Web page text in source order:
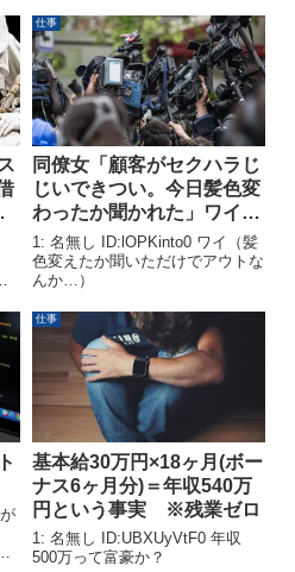
ーションスキル”
の
仕事
同僚女「顧客がセクハラじ
じいできつい。今日髪色変
わったか聞かれた」ワイ
「へぇ、大変やなぁ…」
1: 名無し ID:lOPKinto0 ワイ（髪
色変えたか聞いただけでアウトな
んか…）
仕事
基本給30万円×18ヶ月(ボー
ナス6ヶ月分)＝年収540万
円という事実 ※残業ゼロ
1: 名無し ID:UBXUyVtF0 年収
500万って富豪か？